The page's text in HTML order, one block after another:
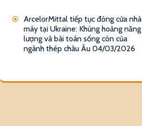
ArcelorMittal tiếp tục đóng cửa nhà
máy tại Ukraine: Khủng hoảng năng
lượng và bài toán sống còn của
ngành thép châu Âu 04/03/2026